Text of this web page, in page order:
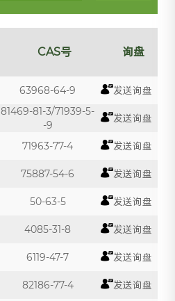
CAS号 询盘
63968-64-9 发送询盘
81469-81-3/71939-5-
-9
发送询盘
71963-77-4 发送询盘
75887-54-6 发送询盘
50-63-5 发送询盘
4085-31-8 发送询盘
6119-47-7 发送询盘
82186-77-4 发送询盘